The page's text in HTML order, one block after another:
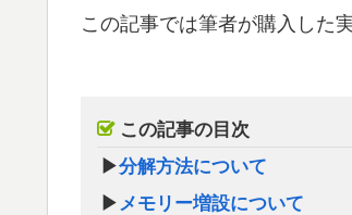
この記事では筆者が購入した
この記事の目次
▶分解方法について
▶メモリー増設について